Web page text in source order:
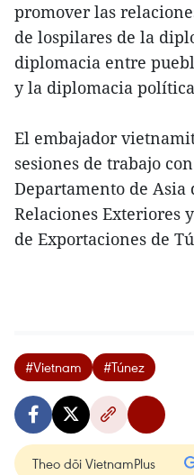
promover las
de lospilares de la
diplomacia entre
y la diplomacia
El embajador
sesiones de trabajo
Departamento de
Relaciones Exteriores
de Exportaciones de
#Vietnam #Túnez
Theo dõi VietnamPlus